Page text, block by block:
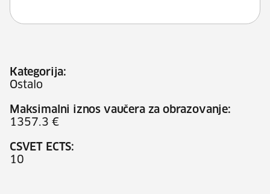
Kategorija:
Ostalo
Maksimalni iznos vaučera za obrazovanje:
1357.3 €
CSVET ECTS:
10